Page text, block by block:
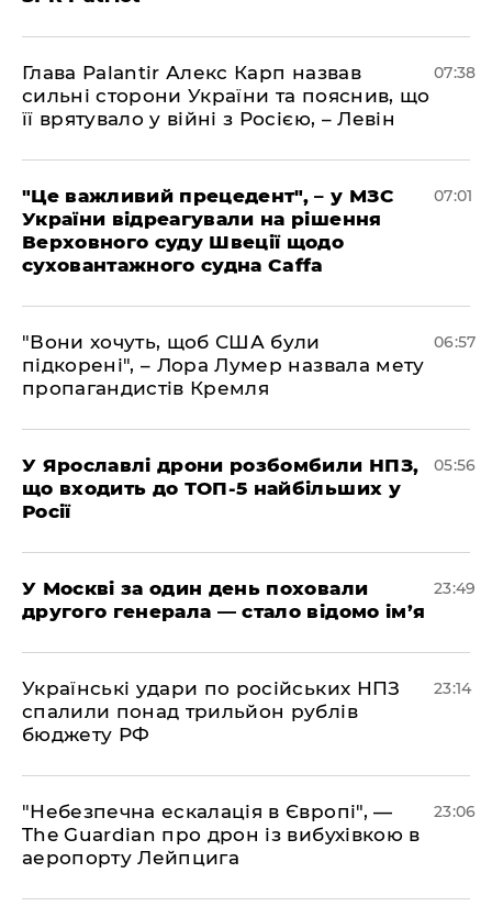
Глава Palantir Алекс Карп назвав
сильні сторони України та пояснив, що
її врятувало у війні з Росією, – Левін
07:38
"Це важливий прецедент", – у МЗС
України відреагували на рішення
Верховного суду Швеції щодо
суховантажного судна Caffa
07:01
"Вони хочуть, щоб США були
підкорені", – Лора Лумер назвала мету
пропагандистів Кремля
06:57
У Ярославлі дрони розбомбили НПЗ,
що входить до ТОП-5 найбільших у
Росії
05:56
​У Москві за один день поховали
другого генерала — стало відомо ім’я
23:49
​Українські удари по російських НПЗ
спалили понад трильйон рублів
бюджету РФ
23:14
​"Небезпечна ескалація в Європі", —
The Guardian про дрон із вибухівкою в
аеропорту Лейпцига
23:06